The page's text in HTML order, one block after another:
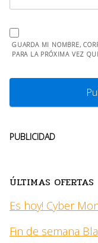
GUARDA MI NOMBRE,
PARA LA PRÓXIMA VEZ
PUBLICIDAD
ÚLTIMAS OFERTAS
Es hoy! Cyber
Fin de semana